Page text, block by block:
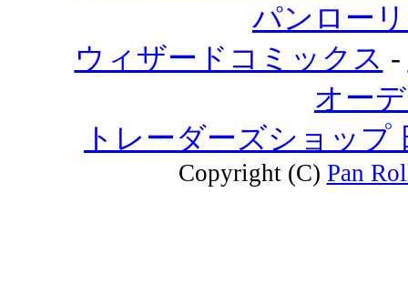
パンロー
ウィザードコミックス -
オー
トレーダーズショップ
Copyright (C) Pan